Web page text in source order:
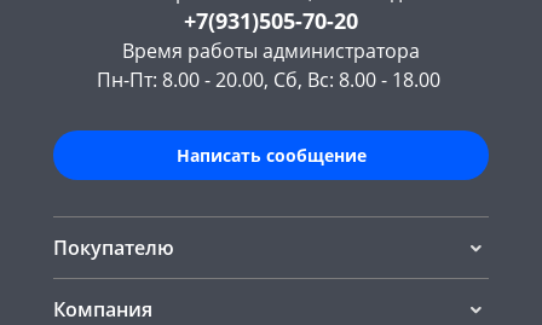
+7(931)505-70-20
Время работы администратора
Пн-Пт: 8.00 - 20.00, Сб, Вс: 8.00 - 18.00
Написать сообщение
Покупателю
Компания